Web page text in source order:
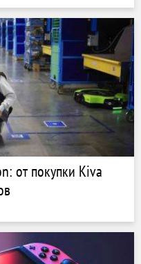
от покупки Kiva